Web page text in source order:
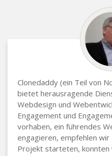
Clonedaddy (ein Teil von
bietet herausragende
Webdesign und
Engagement und
vorhaben, ein führendes
engagieren, empfehlen wir
Projekt starteten, konnten